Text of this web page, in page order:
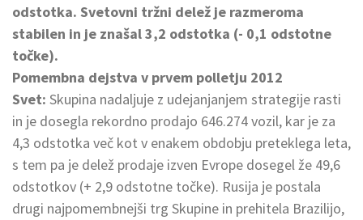
odstotka. Svetovni tržni delež je razmeroma
stabilen in je znašal 3,2 odstotka (- 0,1 odstotne
točke).
Pomembna dejstva v prvem polletju 2012
Svet: Skupina nadaljuje z udejanjanjem strategije rasti
in je dosegla rekordno prodajo 646.274 vozil, kar je za
4,3 odstotka več kot v enakem obdobju preteklega leta,
s tem pa je delež prodaje izven Evrope dosegel že 49,6
odstotkov (+ 2,9 odstotne točke). Rusija je postala
drugi najpomembnejši trg Skupine in prehitela Brazilijo,